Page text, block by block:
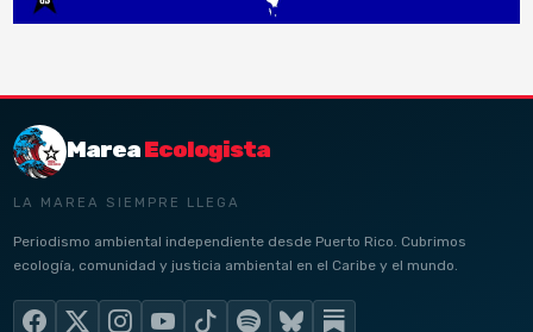
MareaEcologista
LA MAREA SIEMPRE LLEGA
Periodismo ambiental independiente desde Puerto Rico. Cubrimos
ecología, comunidad y justicia ambiental en el Caribe y el mundo.